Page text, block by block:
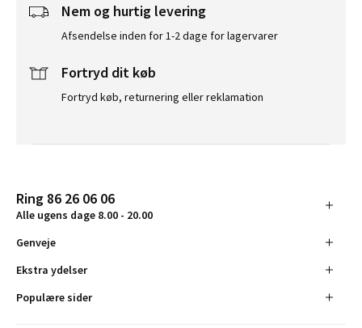
Nem og hurtig levering
Afsendelse inden for 1-2 dage for lagervarer
Fortryd dit køb
Fortryd køb, returnering eller reklamation
Ring 86 26 06 06
Alle ugens dage 8.00 - 20.00
Genveje
Ekstra ydelser
Populære sider